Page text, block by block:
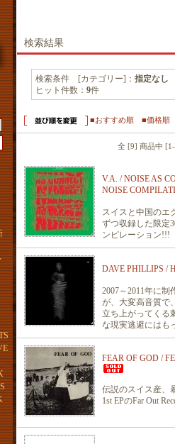
検索結果
検索条件 [カテゴリー]： 指定なし
ヒット件数： 9件
■おすすめ順 ■価格順
全 [9] 商品中
V.A. / NOISE AS
NOISE
スイスと中国のエ
ずつ収録した限定
ンピレーション!!!
DAVE PHILLIPS /
2007～2011年に
が、大変高音質で
立ち上がってくる
な現実逃避にはも
FEAR OF GOD /
伝説のスイス産、
1st EPのFar Out